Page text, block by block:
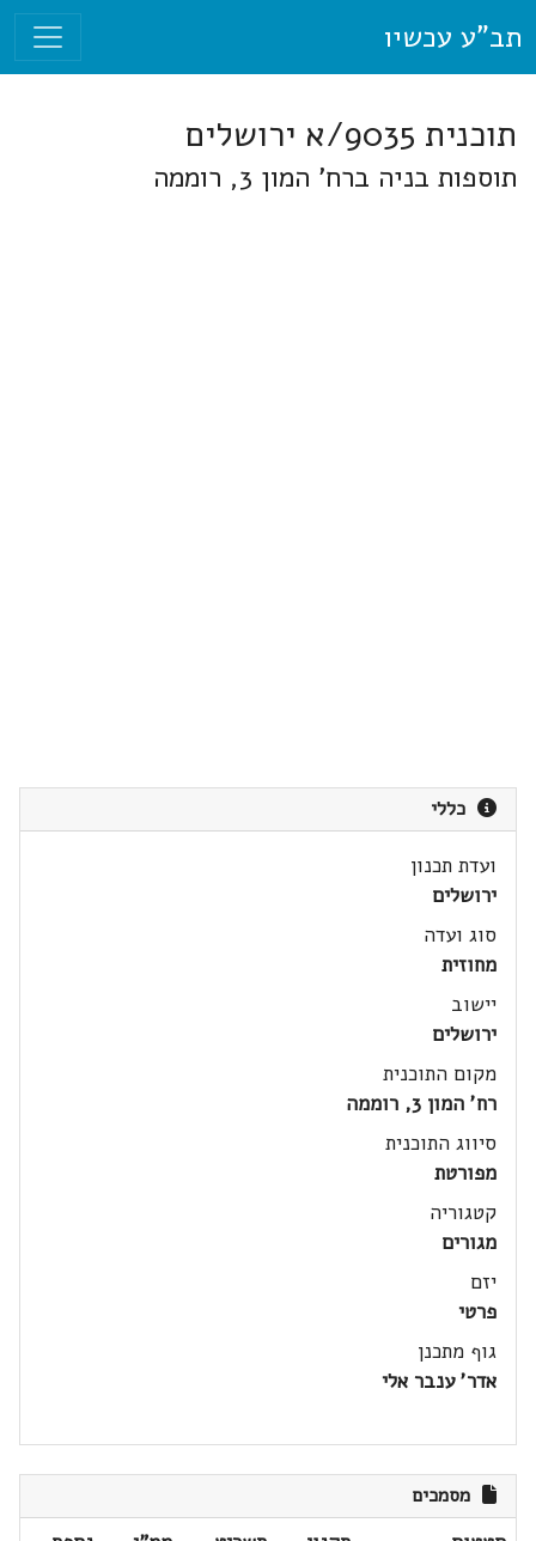
תב"ע עכשיו
תוכנית 9035/א ירושלים
תוספות בניה ברח' המון 3, רוממה
כללי
ועדת תכנון
ירושלים
סוג ועדה
מחוזית
יישוב
ירושלים
מקום התוכנית
רח' המון 3, רוממה
סיווג התוכנית
מפורטת
קטגוריה
מגורים
יזם
פרטי
גוף מתכנן
אדר' ענבר אלי
מסמכים